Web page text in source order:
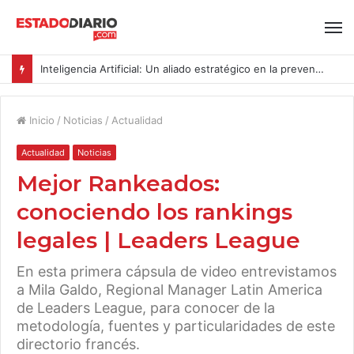
Inteligencia Artificial: Un aliado estratégico en la prevención del acoso y la violencia laboral bajo la Ley Karin
Inicio / Noticias / Actualidad
Actualidad Noticias
Mejor Rankeados:
conociendo los rankings
legales | Leaders League
En esta primera cápsula de video entrevistamos
a Mila Galdo, Regional Manager Latin America
de Leaders League, para conocer de la
metodología, fuentes y particularidades de este
directorio francés.